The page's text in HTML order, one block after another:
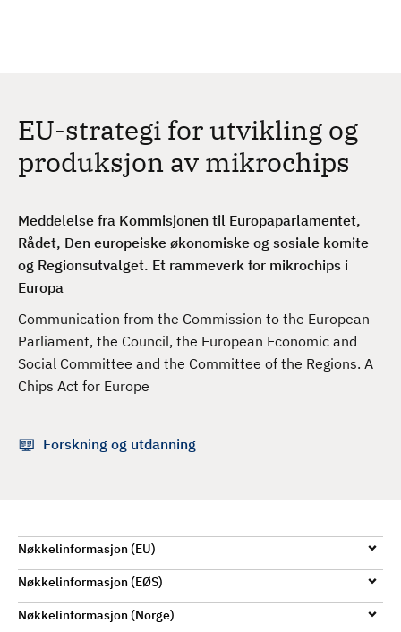
EU-strategi for utvikling og
produksjon av mikrochips
Meddelelse fra Kommisjonen til Europaparlamentet,
Rådet, Den europeiske økonomiske og sosiale komite
og Regionsutvalget. Et rammeverk for mikrochips i
Europa
Communication from the Commission to the European
Parliament, the Council, the European Economic and
Social Committee and the Committee of the Regions. A
Chips Act for Europe
Forskning og utdanning
Nøkkelinformasjon (EU)
Nøkkelinformasjon (EØS)
Nøkkelinformasjon (Norge)